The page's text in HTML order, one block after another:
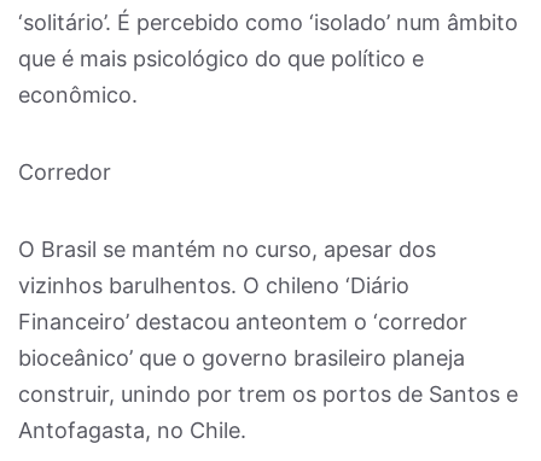
‘solitário’. É percebido como ‘isolado’ num âmbito
que é mais psicológico do que político e
econômico.
Corredor
O Brasil se mantém no curso, apesar dos
vizinhos barulhentos. O chileno ‘Diário
Financeiro’ destacou anteontem o ‘corredor
bioceânico’ que o governo brasileiro planeja
construir, unindo por trem os portos de Santos e
Antofagasta, no Chile.